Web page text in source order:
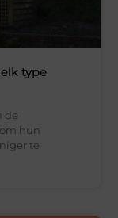
type
de
hun
te